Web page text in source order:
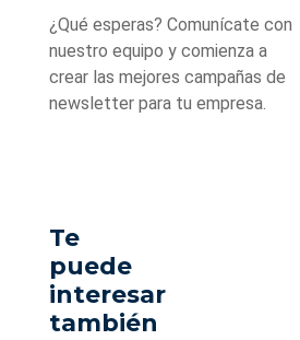
¿Qué esperas? Comunícate con
nuestro equipo y comienza a
crear las mejores campañas de
newsletter para tu empresa.
Te
puede
interesar
también